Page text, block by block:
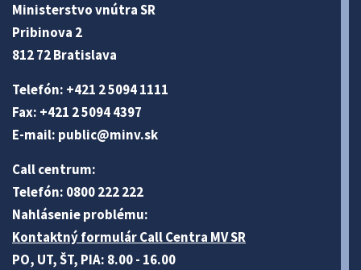
Ministerstvo vnútra SR
Pribinova 2
812 72 Bratislava
Telefón: +421 2 5094 1111
Fax: +421 2 5094 4397
E-mail: public@minv.sk
Call centrum:
Telefón: 0800 222 222
Nahlásenie problému:
Kontaktný formulár Call Centra MV SR
PO, UT, ŠT, PIA: 8.00 - 16.00